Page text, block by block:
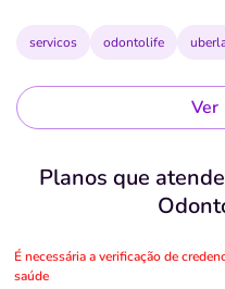
servicos odontolife
Ver
Planos que
É necessária a verificação de
saúde